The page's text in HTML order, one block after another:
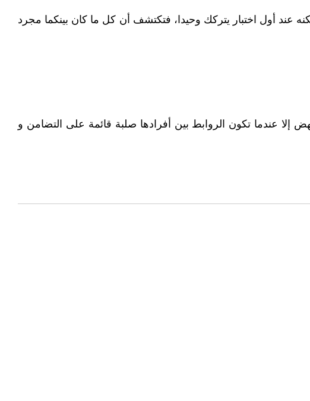
عند أول اختبار يتركك وحيدا، فتكتشف أن كل ما كان بينكما مجرد
إلا عندما تكون الروابط بين أفرادها صلبة قائمة على التضامن و